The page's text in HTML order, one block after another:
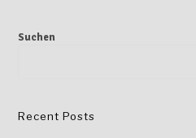
Suchen
Recent Posts